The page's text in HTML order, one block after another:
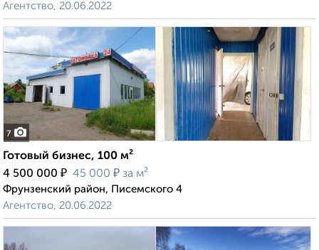
Агентство, 20.06.2022
7
Готовый бизнес, 100 м²
4 500 000 ₽ 45 000 ₽ за м²
Фрунзенский район, Писемского 4
Агентство, 20.06.2022